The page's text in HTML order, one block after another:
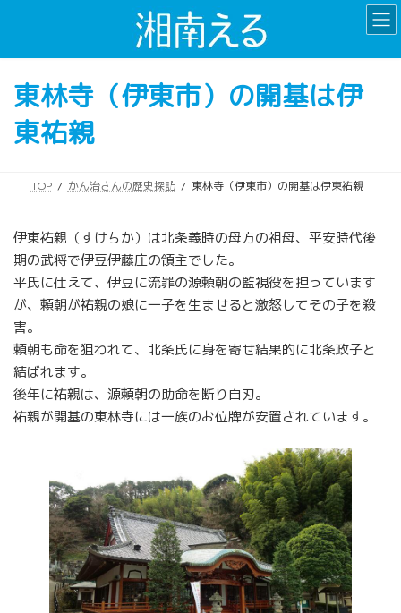
東林寺（伊東市）の開基は伊
東祐親
TOP かん治さんの歴史探訪 東林寺（伊東市）の開基は伊東祐親
伊東祐親（すけちか）は北条義時の母方の祖母、平安時代後
期の武将で伊豆伊藤庄の領主でした。
平氏に仕えて、伊豆に流罪の源頼朝の監視役を担っています
が、頼朝が祐親の娘に一子を生ませると激怒してその子を殺
害。
頼朝も命を狙われて、北条氏に身を寄せ結果的に北条政子と
結ばれます。
後年に祐親は、源頼朝の助命を断り自刃。
祐親が開基の東林寺には一族のお位牌が安置されています。